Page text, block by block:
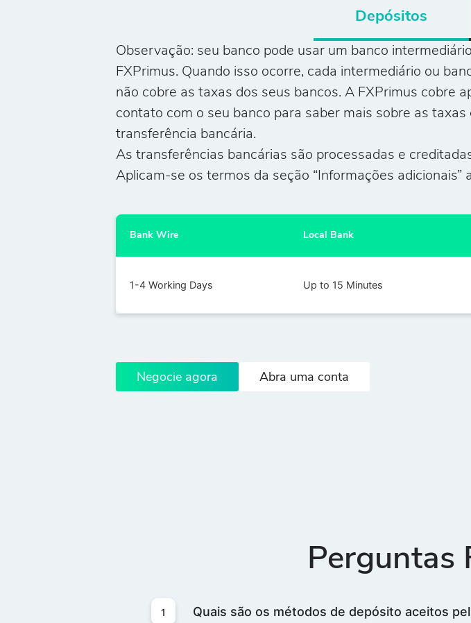
Depósitos
Observação: seu banco pode usar um banco
FXPrimus. Quando isso ocorre, cada intermediário ou
não cobre as taxas dos seus bancos. A FXPrimus cobre
contato com o seu banco para saber mais sobre as
transferência bancária.
As transferências bancárias são processadas e
Aplicam-se os termos da seção “Informações adicionais”
Bank Wire Local Bank
1-4 Working Days Up to 15 Minutes
Negocie agora Abra uma conta
Perguntas
1 Quais são os métodos de depósito aceitos